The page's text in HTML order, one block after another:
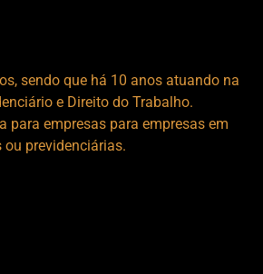
sendo que há 10 anos atuando na
e Direito do Trabalho.
para empresas para empresas em
previdenciárias.